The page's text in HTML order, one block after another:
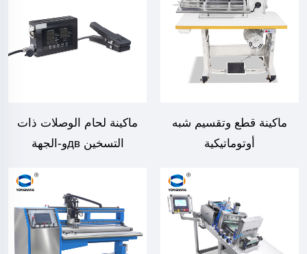
ماكينة قطع وتقسيم شبه
أوتوماتيكية
ماكينة لحام الوصلات ذات
التسخين двو-الجهة